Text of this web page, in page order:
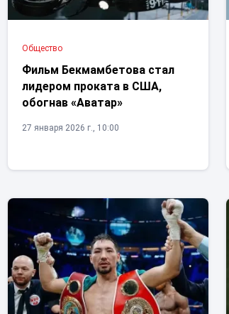
Общество
Фильм Бекмамбетова стал
лидером проката в США,
обогнав «Аватар»
27 января 2026 г., 10:00